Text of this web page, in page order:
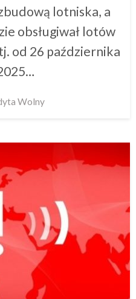
lotniska, a
obsługiwał lotów
od 26 października
Wolny